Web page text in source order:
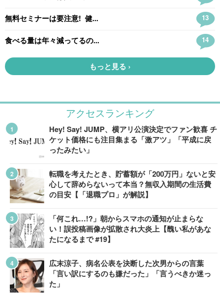
アクセスランキング
Hey! Say! JUMP、横アリ公演決定でファン歓喜 チ
ケット価格にも注目集まる「激アツ」「平成に戻
ったみたい」
転職を考えたとき、貯蓄額が「200万円」ないと安
心して辞めらないって本当？無収入期間の生活費
の目安【「退職プロ」が解説】
「何これ…!?」朝からスマホの通知が止まらな
い！誤投稿画像が拡散され大炎上【醜い私があな
たになるまで #19】
広末涼子、病名公表を決断した次男からの言葉
「言い訳にするのも嫌だった」「言うべきか迷っ
た」